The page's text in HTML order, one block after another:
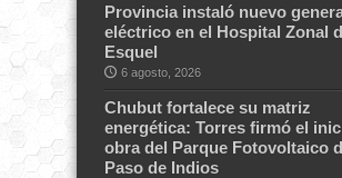
Provincia instaló nuevo
eléctrico en el Hospital Zonal
Esquel
6 agosto, 2026
Chubut fortalece su matriz
energética: Torres firmó el
obra del Parque Fotovoltaico
Paso de Indios